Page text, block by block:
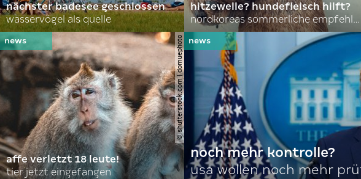
nächster badesee geschlossen
wasservögel als quelle
hitzewelle? hundefleisch hilft?
nordkoreas sommerliche empfehlungen
© shutterstock.com | domuephoto
affe verletzt 18 leute!
tier jetzt eingefangen
noch mehr kontrolle?
usa wollen noch mehr